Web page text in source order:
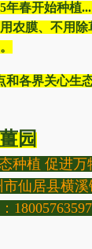
年春开始种植
农膜、不用
和各界关心生
园
种植 促进万
仙居县横